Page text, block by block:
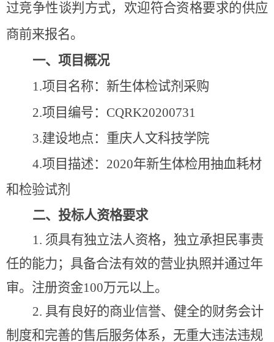
过竞争性谈判方式，欢迎符合资格要求的供应
商前来报名。
一、项目概况
1.项目名称：新生体检试剂采购
2.项目编号： CQRK20200731
3.建设地点：重庆人文科技学院
4.项目描述： 2020年新生体检用抽血耗材
和检验试剂
二、投标人资格要求
1. 须具有独立法人资格，独立承担民事责
任的能力；具备合法有效的营业执照并通过年
审。注册资金100万元以上。
2. 具有良好的商业信誉、健全的财务会计
制度和完善的售后服务体系，无重大违法违规